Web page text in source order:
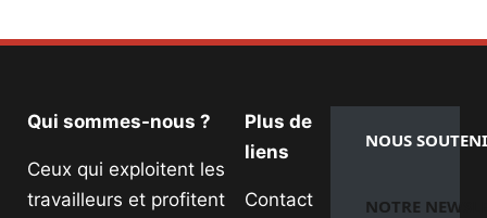
Qui sommes-nous ?
Ceux qui exploitent les
travailleurs et profitent
Plus de
liens
Contact
NOUS
NOTRE